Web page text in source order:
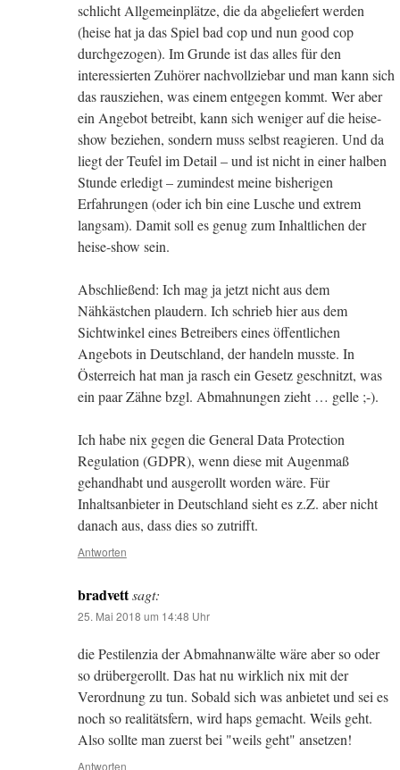
schlicht Allgemeinplätze, die da abgeliefert werden
(heise hat ja das Spiel bad cop und nun good cop
durchgezogen). Im Grunde ist das alles für den
interessierten Zuhörer nachvollziebar und man kann sich
das rausziehen, was einem entgegen kommt. Wer aber
ein Angebot betreibt, kann sich weniger auf die heise-
show beziehen, sondern muss selbst reagieren. Und da
liegt der Teufel im Detail – und ist nicht in einer halben
Stunde erledigt – zumindest meine bisherigen
Erfahrungen (oder ich bin eine Lusche und extrem
langsam). Damit soll es genug zum Inhaltlichen der
heise-show sein.
Abschließend: Ich mag ja jetzt nicht aus dem
Nähkästchen plaudern. Ich schrieb hier aus dem
Sichtwinkel eines Betreibers eines öffentlichen
Angebots in Deutschland, der handeln musste. In
Österreich hat man ja rasch ein Gesetz geschnitzt, was
ein paar Zähne bzgl. Abmahnungen zieht … gelle ;-).
Ich habe nix gegen die General Data Protection
Regulation (GDPR), wenn diese mit Augenmaß
gehandhabt und ausgerollt worden wäre. Für
Inhaltsanbieter in Deutschland sieht es z.Z. aber nicht
danach aus, dass dies so zutrifft.
Antworten
bradvettsagt:
25. Mai 2018 um 14:48 Uhr
die Pestilenzia der Abmahnanwälte wäre aber so oder
so drübergerollt. Das hat nu wirklich nix mit der
Verordnung zu tun. Sobald sich was anbietet und sei es
noch so realitätsfern, wird haps gemacht. Weils geht.
Also sollte man zuerst bei "weils geht" ansetzen!
Antworten